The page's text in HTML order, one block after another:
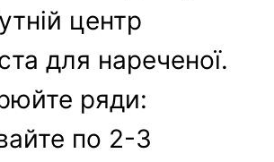
центр
для нареченої.
ряди:
по 2-3